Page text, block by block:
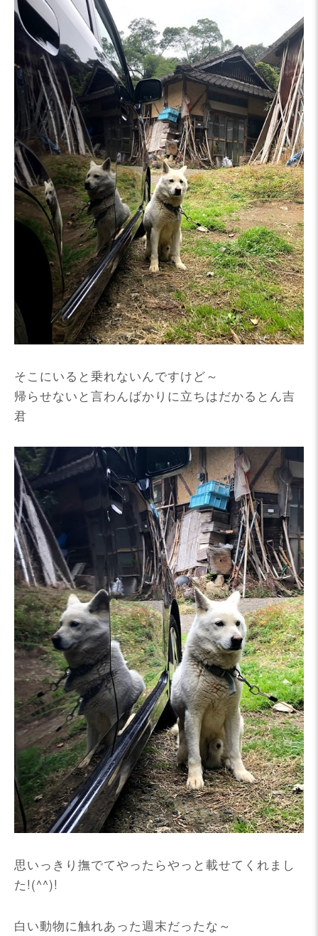
そこにいると乗れないんですけど～
帰らせないと言わんばかりに立ちはだかるとん吉
君
思いっきり撫でてやったらやっと載せてくれまし
た!(^^)!
白い動物に触れあった週末だったな～